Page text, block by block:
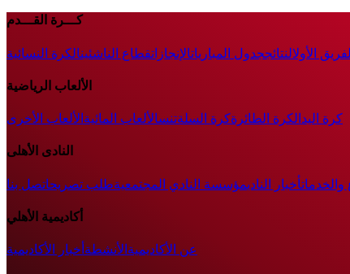
كـــرة القـــدم
الفريق الأولالنتائججدول المبارياتالإنجازاتقطاع الناشئينالكرة النسائية
الألعاب الرياضية
كرة اليد الكرة الطائرةكرة السلةتنسالألعاب المائية الألعاب الأخرى
النادى الأهلى
والخدماتأخبار الناديمؤسسة النادي المجتمعيةطلب تصريحاتصل بنا
أكاديمية الأهلي
عن الأكاديمية الأنشطة أخبار الأكاديمية